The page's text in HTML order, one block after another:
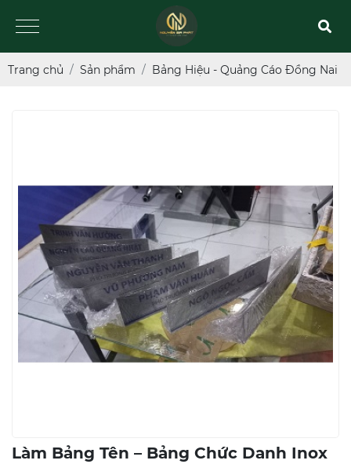
Trang chủ Sản phẩm Bảng Hiệu - Quảng Cáo Đồng Nai
Làm Bảng Tên – Bảng Chức Danh Inox